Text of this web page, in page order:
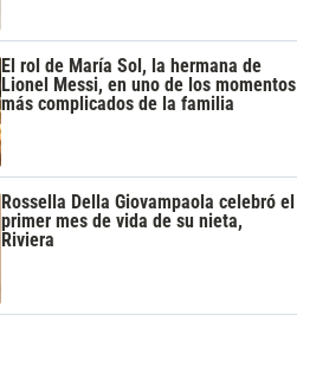
El rol de María Sol, la hermana de
Lionel Messi, en uno de los momentos
más complicados de la familia
Rossella Della Giovampaola celebró el
primer mes de vida de su nieta,
Riviera